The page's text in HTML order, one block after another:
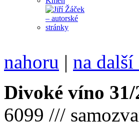
nahoru | na další
Divoké víno
6099 ///